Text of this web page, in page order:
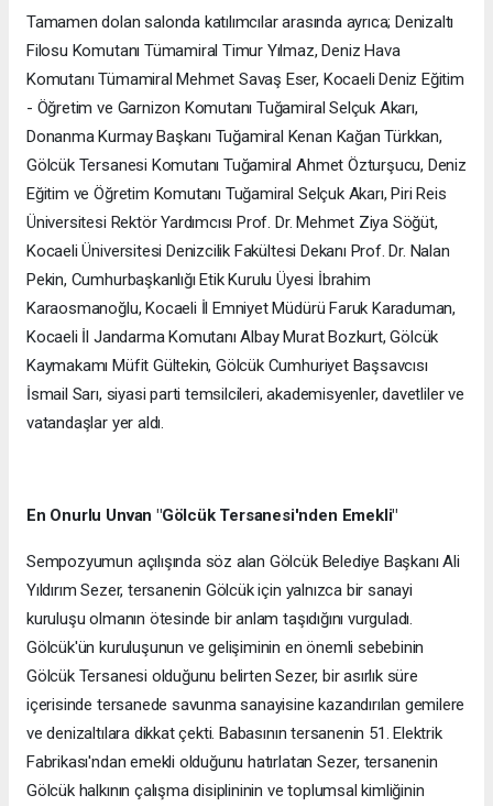
Tamamen dolan salonda katılımcılar arasında ayrıca; Denizaltı
Filosu Komutanı Tümamiral Timur Yılmaz, Deniz Hava
Komutanı Tümamiral Mehmet Savaş Eser, Kocaeli Deniz Eğitim
- Öğretim ve Garnizon Komutanı Tuğamiral Selçuk Akarı,
Donanma Kurmay Başkanı Tuğamiral Kenan Kağan Türkkan,
Gölcük Tersanesi Komutanı Tuğamiral Ahmet Özturşucu, Deniz
Eğitim ve Öğretim Komutanı Tuğamiral Selçuk Akarı, Piri Reis
Üniversitesi Rektör Yardımcısı Prof. Dr. Mehmet Ziya Söğüt,
Kocaeli Üniversitesi Denizcilik Fakültesi Dekanı Prof. Dr. Nalan
Pekin, Cumhurbaşkanlığı Etik Kurulu Üyesi İbrahim
Karaosmanoğlu, Kocaeli İl Emniyet Müdürü Faruk Karaduman,
Kocaeli İl Jandarma Komutanı Albay Murat Bozkurt, Gölcük
Kaymakamı Müfit Gültekin, Gölcük Cumhuriyet Başsavcısı
İsmail Sarı, siyasi parti temsilcileri, akademisyenler, davetliler ve
vatandaşlar yer aldı.
En Onurlu Unvan "Gölcük Tersanesi'nden Emekli"
Sempozyumun açılışında söz alan Gölcük Belediye Başkanı Ali
Yıldırım Sezer, tersanenin Gölcük için yalnızca bir sanayi
kuruluşu olmanın ötesinde bir anlam taşıdığını vurguladı.
Gölcük'ün kuruluşunun ve gelişiminin en önemli sebebinin
Gölcük Tersanesi olduğunu belirten Sezer, bir asırlık süre
içerisinde tersanede savunma sanayisine kazandırılan gemilere
ve denizaltılara dikkat çekti. Babasının tersanenin 51. Elektrik
Fabrikası'ndan emekli olduğunu hatırlatan Sezer, tersanenin
Gölcük halkının çalışma disiplininin ve toplumsal kimliğinin